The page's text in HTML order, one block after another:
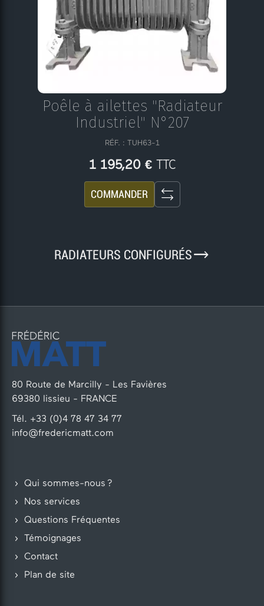
Poêle à ailettes "Radiateur
Industriel" N°207
RÉF. : TUH63-1
1 195,20 € TTC
COMMANDER
RADIATEURS CONFIGURÉS9
80 Route de Marcilly - Les Favières
69380 lissieu - FRANCE
Tél. +33 (0)4 78 47 34 77
info@fredericmatt.com
Qui sommes-nous ?
Nos services
Questions Fréquentes
Témoignages
Contact
Plan de site